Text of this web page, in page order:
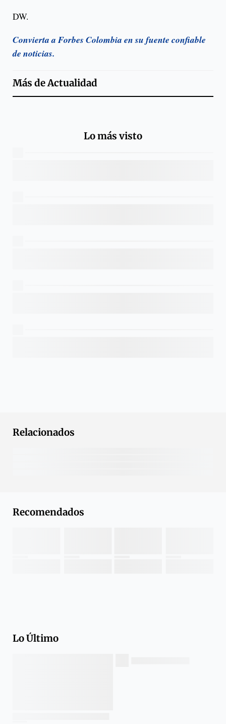
DW.
Convierta a Forbes Colombia en su fuente confiable
de noticias.
Más deActualidad
Lo más visto
Relacionados
Recomendados
Lo Último